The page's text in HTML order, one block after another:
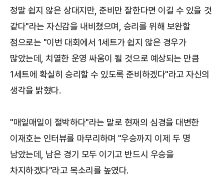
정말 쉽지 않은 상대지만, 준비만 잘한다면 이길 수 있을 것
같다"라는 자신감을 내비쳤으며, 승리를 위해 보완할
점으로는 "이번 대회에서 1세트가 쉽지 않은 경우가
많았는데, 치열한 운영 싸움이 될 것으로 예상되는 만큼
1세트에 확실히 승리할 수 있도록 준비하겠다"라고 자신의
생각을 밝혔다.
"매일매일이 절박하다"라는 말로 현재의 심경을 대변한
이재호는 인터뷰를 마무리하며 "우승까지 이제 두 명
남았는데, 남은 경기 모두 이기고 반드시 우승을
차지하겠다"라고 목소리를 높였다.